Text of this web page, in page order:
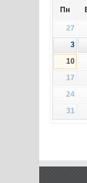
Пн
27
3
10
17
24
31